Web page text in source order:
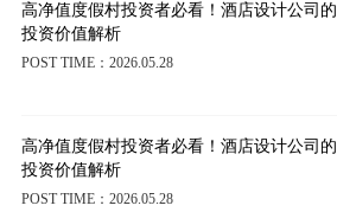
高净值度假村投资者必看！酒店设计公司的
投资价值解析
POST TIME：2026.05.28
高净值度假村投资者必看！酒店设计公司的
投资价值解析
POST TIME：2026.05.28